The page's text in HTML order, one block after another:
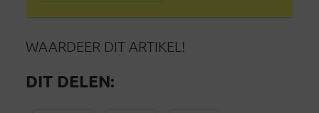
WAARDEER DIT ARTIKEL!
DIT DELEN: